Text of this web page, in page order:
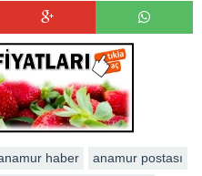
haber
anamur postası